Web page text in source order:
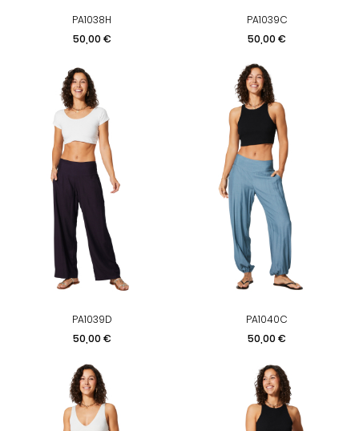
PA1038H
Prix
50,00 €
PA1039C
Prix
50,00 €
PA1039D
Prix
50,00 €
PA1040C
Prix
50,00 €